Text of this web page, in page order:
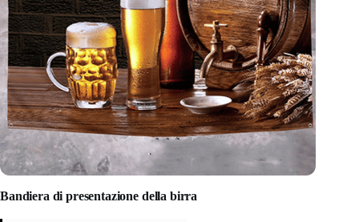
Bandiera di presentazione della birra